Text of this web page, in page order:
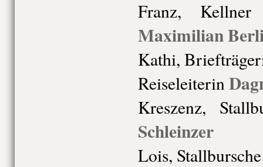
Franz, Kellner
Maximilian
Kathi,
Reiseleiterin
Kreszenz,
Schleinzer
Lois,